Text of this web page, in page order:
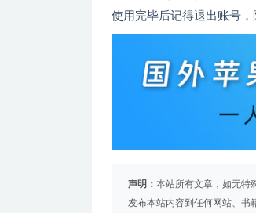
使用完毕后记得退出账号，
声明： 本站所有文章，如无特
发布本站内容到任何网站、书